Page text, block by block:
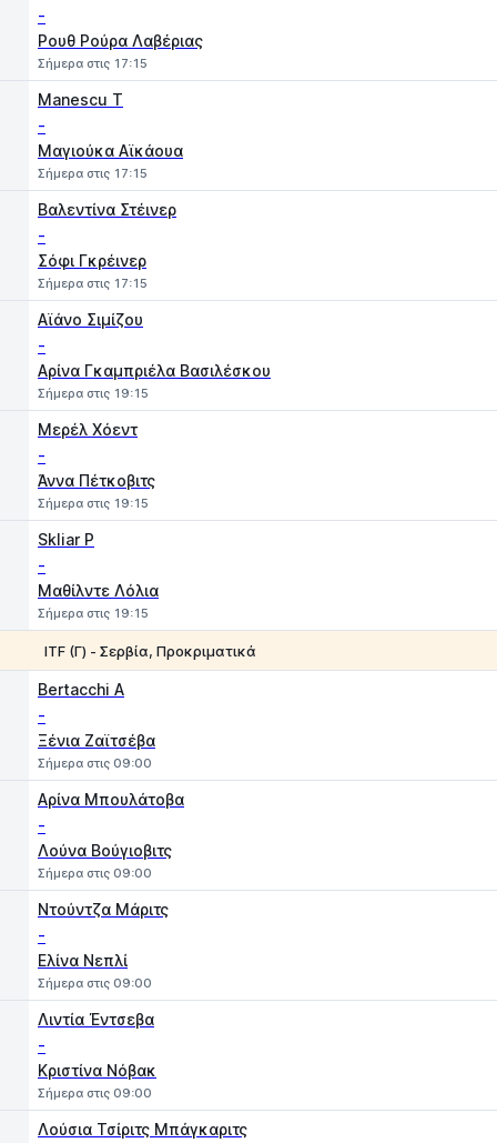
-
Ρουθ Ρούρα Λαβέριας
Σήμερα στις 17:15
Manescu T
-
Μαγιούκα Αϊκάουα
Σήμερα στις 17:15
Βαλεντίνα Στέινερ
-
Σόφι Γκρέινερ
Σήμερα στις 17:15
Αϊάνο Σιμίζου
-
Αρίνα Γκαμπριέλα Βασιλέσκου
Σήμερα στις 19:15
Μερέλ Χόεντ
-
Άννα Πέτκοβιτς
Σήμερα στις 19:15
Skliar P
-
Μαθίλντε Λόλια
Σήμερα στις 19:15
ITF (Γ) - Σερβία, Προκριματικά
Bertacchi A
-
Ξένια Ζαϊτσέβα
Σήμερα στις 09:00
Αρίνα Μπουλάτοβα
-
Λούνα Βούγιοβιτς
Σήμερα στις 09:00
Ντούντζα Μάριτς
-
Ελίνα Νεπλί
Σήμερα στις 09:00
Λιντία Έντσεβα
-
Κριστίνα Νόβακ
Σήμερα στις 09:00
Λούσια Τσίριτς Μπάγκαριτς